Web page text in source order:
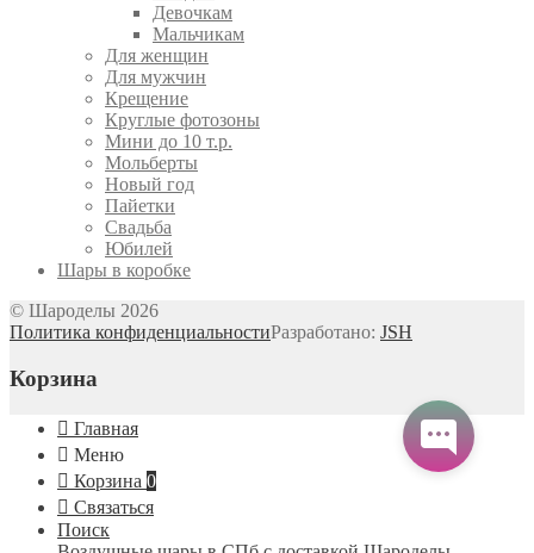
Девочкам
Мальчикам
Для женщин
Для мужчин
Крещение
Круглые фотозоны
Мини до 10 т.р.
Мольберты
Новый год
Пайетки
Свадьба
Юбилей
Шары в коробке
© Шароделы 2026
Политика конфиденциальностиРазработано: JSH
Корзина
Главная
Меню
Корзина 0
Связаться
Поиск